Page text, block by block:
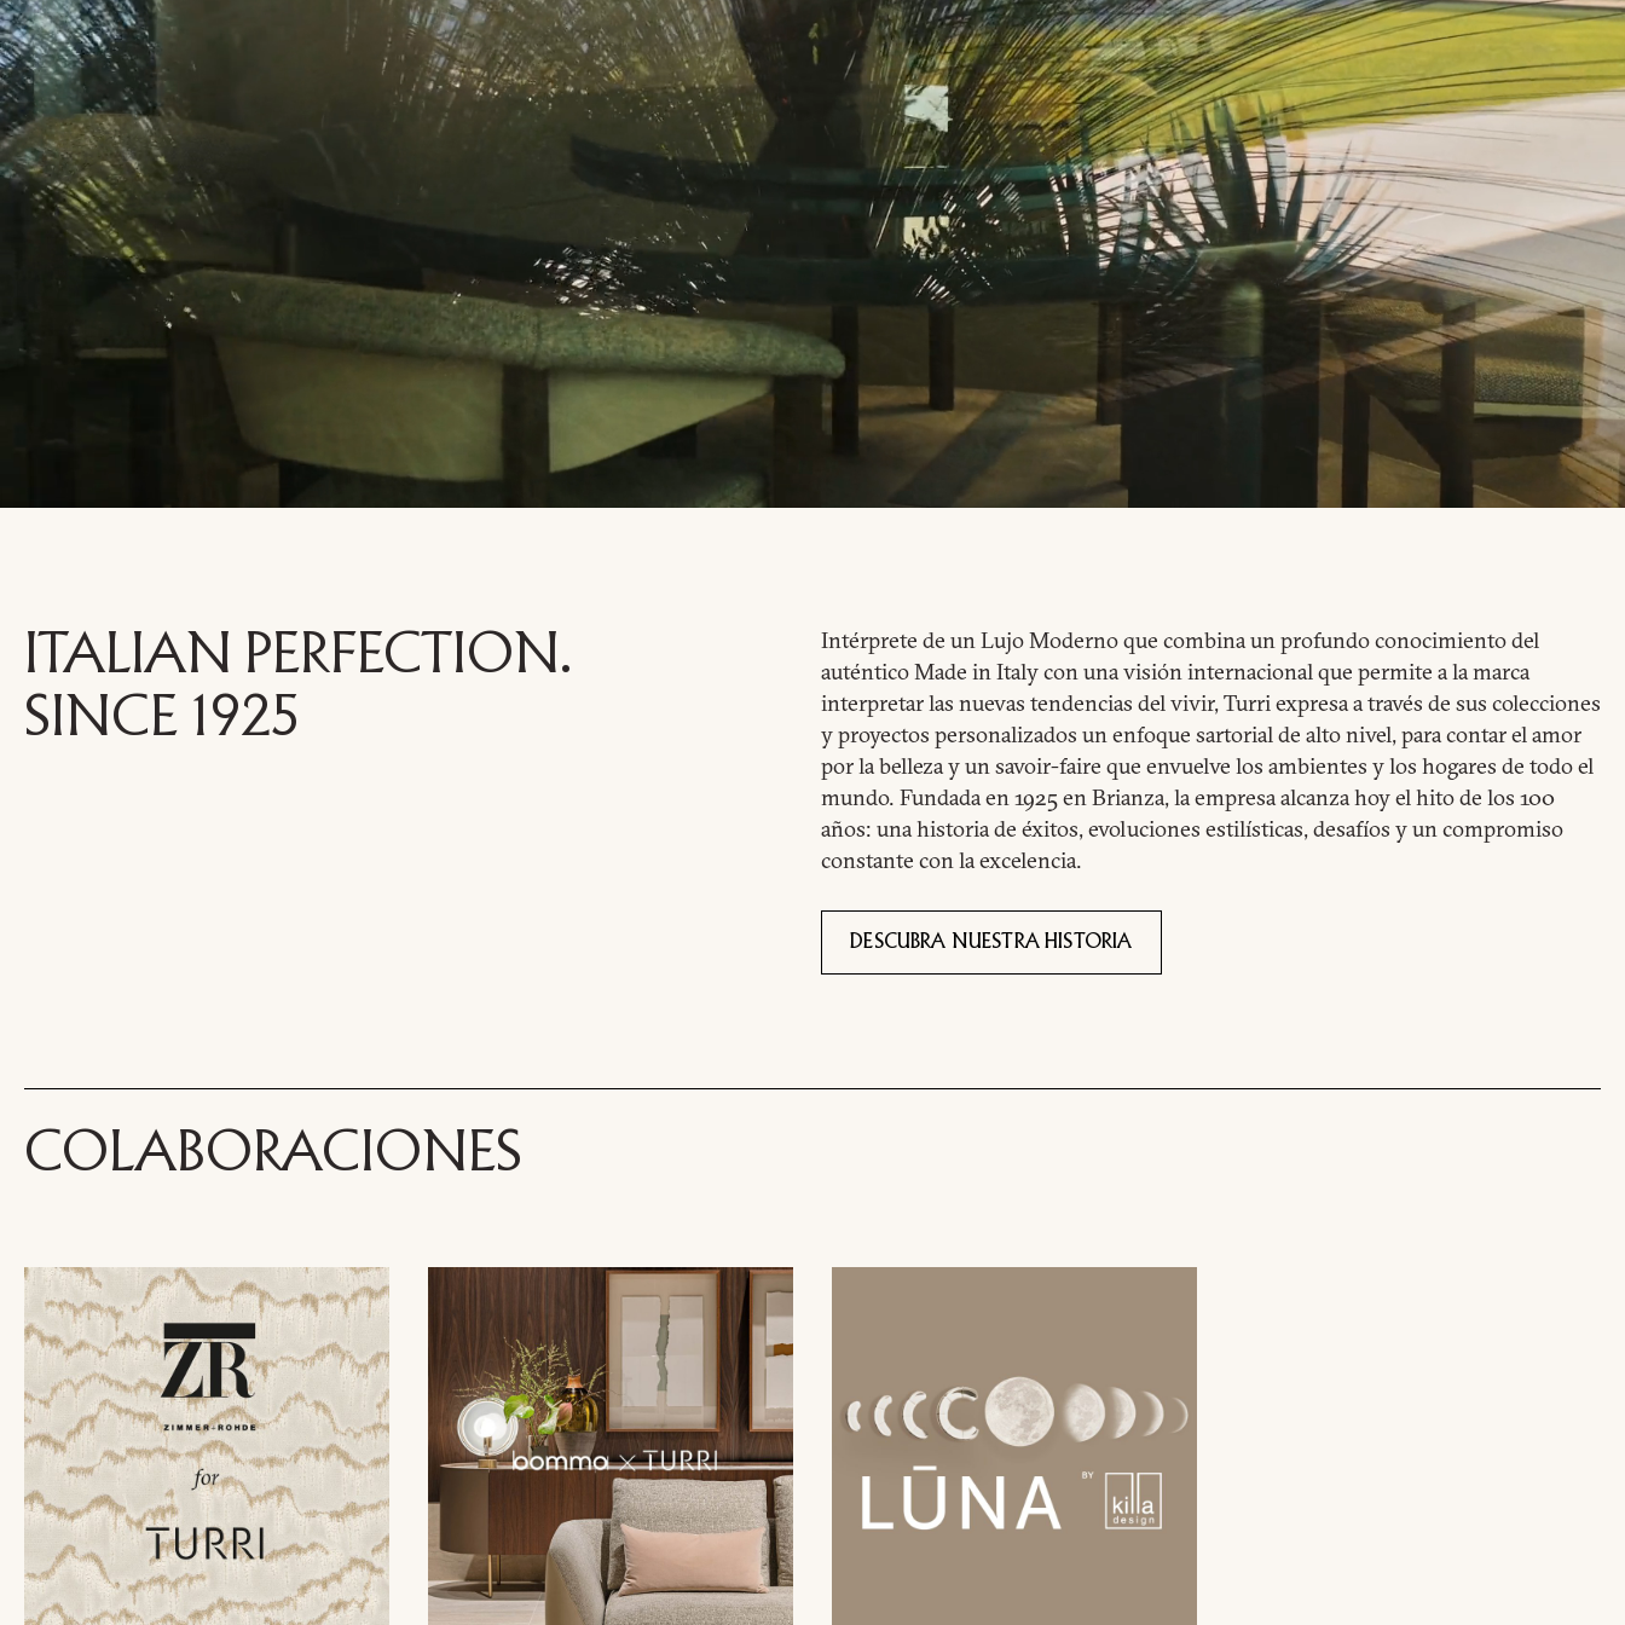
ITALIAN PERFECTION.
SINCE 1925
Intérprete de un Lujo Moderno que combina un profundo conocimiento del
auténtico Made in Italy con una visión internacional que permite a la marca
interpretar las nuevas tendencias del vivir, Turri expresa a través de sus colecciones
y proyectos personalizados un enfoque sartorial de alto nivel, para contar el amor
por la belleza y un savoir-faire que envuelve los ambientes y los hogares de todo el
mundo. Fundada en 1925 en Brianza, la empresa alcanza hoy el hito de los 100
años: una historia de éxitos, evoluciones estilísticas, desafíos y un compromiso
constante con la excelencia.
DESCUBRA NUESTRA HISTORIA
COLABORACIONES